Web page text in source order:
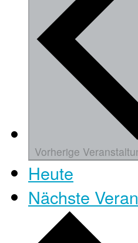
Vorherige
Heute
Nächste